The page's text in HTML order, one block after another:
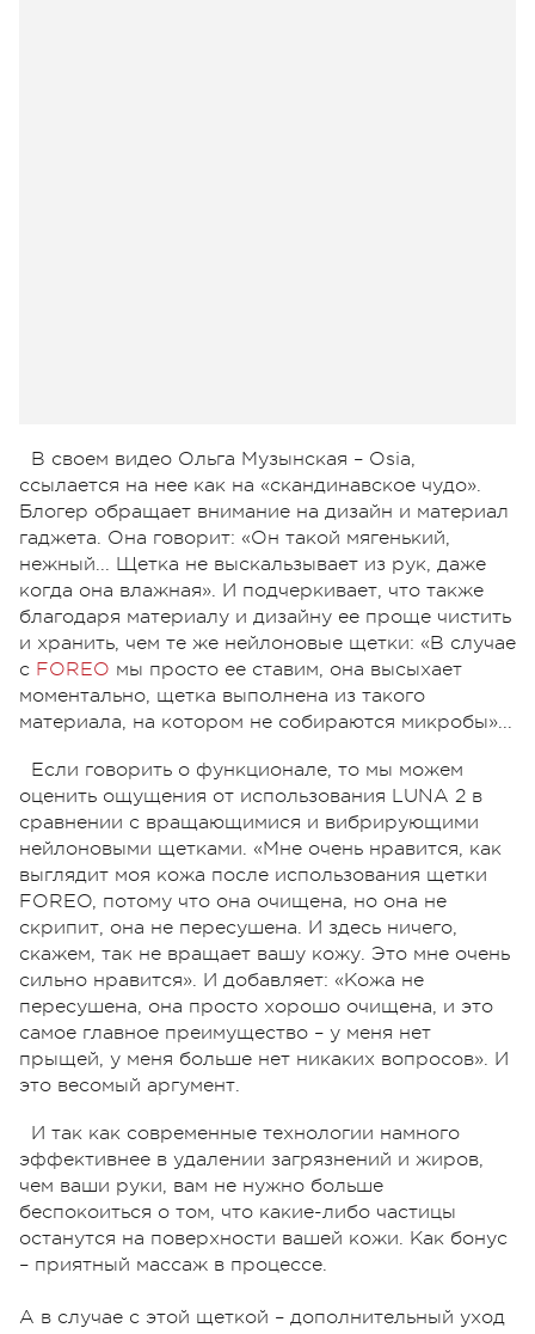
В своем видео Ольга Музынская – Osia,
ссылается на нее как на «скандинавское чудо».
Блогер обращает внимание на дизайн и материал
гаджета. Она говорит: «Он такой мягенький,
нежный... Щетка не выскальзывает из рук, даже
когда она влажная». И подчеркивает, что также
благодаря материалу и дизайну ее проще чистить
и хранить, чем те же нейлоновые щетки: «В случае
с FOREO мы просто ее ставим, она высыхает
моментально, щетка выполнена из такого
материала, на котором не собираются микробы»...
Если говорить о функционале, то мы можем
оценить ощущения от использования LUNA 2 в
сравнении с вращающимися и вибрирующими
нейлоновыми щетками. «Мне очень нравится, как
выглядит моя кожа после использования щетки
FOREO, потому что она очищена, но она не
скрипит, она не пересушена. И здесь ничего,
скажем, так не вращает вашу кожу. Это мне очень
сильно нравится». И добавляет: «Кожа не
пересушена, она просто хорошо очищена, и это
самое главное преимущество – у меня нет
прыщей, у меня больше нет никаких вопросов». И
это весомый аргумент.
И так как современные технологии намного
эффективнее в удалении загрязнений и жиров,
чем ваши руки, вам не нужно больше
беспокоиться о том, что какие-либо частицы
останутся на поверхности вашей кожи. Как бонус
– приятный массаж в процессе.
А в случае с этой щеткой – дополнительный уход